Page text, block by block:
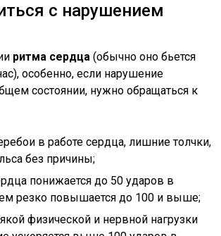
с нарушением
ритма сердца (обычно оно бьется
особенно, если нарушение
состоянии, нужно обращаться к
в работе сердца, лишние толчки,
без причины;
понижается до 50 ударов в
резко повышается до 100 и выше;
физической и нервной нагрузки